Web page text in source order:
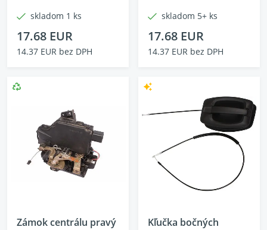
skladom 1 ks
17.68 EUR
14.37 EUR bez DPH
skladom 5+ ks
17.68 EUR
14.37 EUR bez DPH
Zámok centrálu pravý
Kľučka bočných